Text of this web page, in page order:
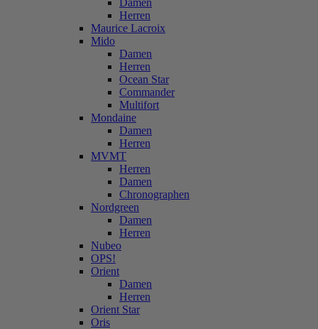
Damen
Herren
Maurice Lacroix
Mido
Damen
Herren
Ocean Star
Commander
Multifort
Mondaine
Damen
Herren
MVMT
Herren
Damen
Chronographen
Nordgreen
Damen
Herren
Nubeo
OPS!
Orient
Damen
Herren
Orient Star
Oris